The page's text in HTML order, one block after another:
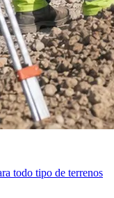
todo tipo de terrenos